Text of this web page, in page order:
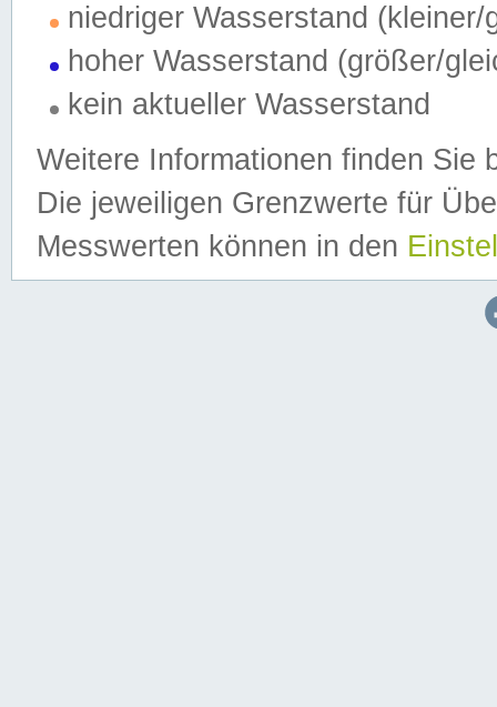
niedriger Wasserstand (kleiner/
hoher Wasserstand (größer/
kein aktueller Wasserstand
Weitere Informationen finden Sie
Die jeweiligen Grenzwerte für
Messwerten können in den